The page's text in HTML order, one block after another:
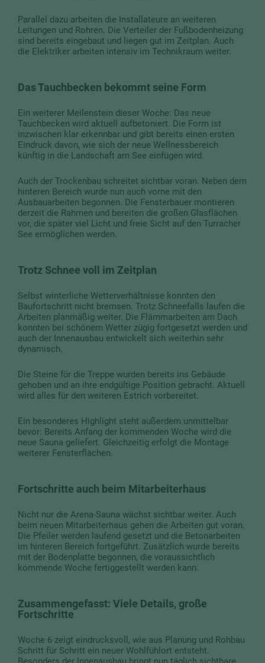
Parallel dazu arbeiten die Installateure an weiteren
Leitungen und Rohren. Die Verteiler der Fußbodenheizung
sind bereits eingebaut und liegen gut im Zeitplan. Auch
die Elektriker arbeiten intensiv im Technikraum weiter.
Das Tauchbecken bekommt seine Form
Ein weiterer Meilenstein dieser Woche: Das neue
Tauchbecken wird aktuell aufbetoniert. Die Form ist
inzwischen klar erkennbar und gibt bereits einen ersten
Eindruck davon, wie sich der neue Wellnessbereich
künftig in die Landschaft am See einfügen wird.
Auch der Trockenbau schreitet sichtbar voran. Neben dem
hinteren Bereich wurde nun auch vorne mit den
Ausbauarbeiten begonnen. Die Fensterbauer montieren
derzeit die Rahmen und bereiten die großen Glasflächen
vor, die später viel Licht und freie Sicht auf den Turracher
See ermöglichen werden.
Trotz Schnee voll im Zeitplan
Selbst winterliche Wetterverhältnisse konnten den
Baufortschritt nicht bremsen. Trotz Schneefalls laufen die
Arbeiten planmäßig weiter. Die Flämmarbeiten am Dach
konnten bei schönem Wetter zügig fortgesetzt werden und
auch der Innenausbau entwickelt sich weiterhin sehr
dynamisch.
Die Steine für die Treppe wurden bereits ins Gebäude
gehoben und an ihre endgültige Position gebracht. Aktuell
wird alles für den weiteren Estrich vorbereitet.
Ein besonderes Highlight steht außerdem unmittelbar
bevor: Bereits Anfang der kommenden Woche wird die
neue Sauna geliefert. Gleichzeitig erfolgt die Montage
weiterer Fensterflächen.
Fortschritte auch beim Mitarbeiterhaus
Nicht nur die Arena-Sauna wächst sichtbar weiter. Auch
beim neuen Mitarbeiterhaus gehen die Arbeiten gut voran.
Die Pfeiler werden laufend gesetzt und die Betonarbeiten
im hinteren Bereich fortgeführt. Zusätzlich wurde bereits
mit der Bodenplatte begonnen, die voraussichtlich
kommende Woche fertiggestellt werden kann.
Zusammengefasst: Viele Details, große
Fortschritte
Woche 6 zeigt eindrucksvoll, wie aus Planung und Rohbau
Schritt für Schritt ein neuer Wohlfühlort entsteht.